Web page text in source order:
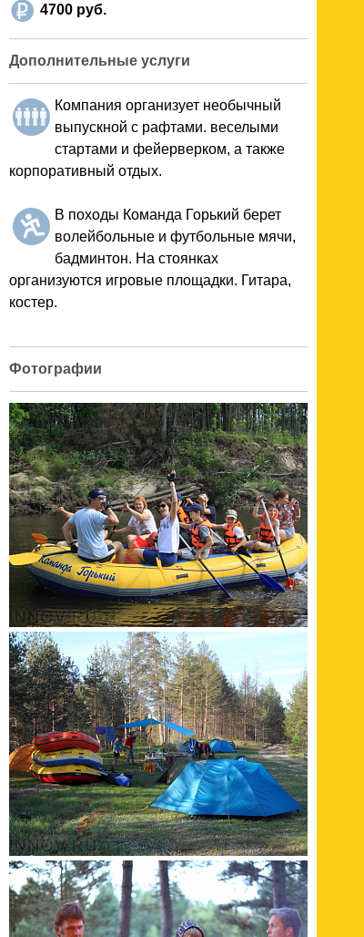
4700 руб.
Дополнительные услуги
Компания организует необычный
выпускной с рафтами. веселыми
стартами и фейерверком, а также
корпоративный отдых.
В походы Команда Горький берет
волейбольные и футбольные мячи,
бадминтон. На стоянках
организуются игровые площадки. Гитара,
костер.
Фотографии